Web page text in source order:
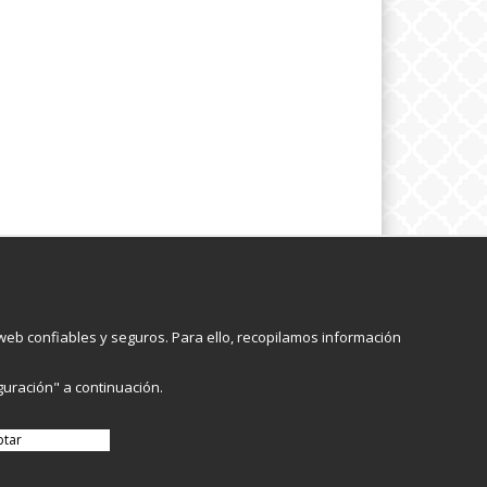
Registrarme
confiables y seguros. Para ello, recopilamos información
a continuación.